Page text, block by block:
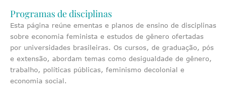
Programas de disciplinas
Esta página reúne ementas e planos de ensino de disciplinas
sobre economia feminista e estudos de gênero ofertadas
por universidades brasileiras. Os cursos, de graduação, pós
e extensão, abordam temas como desigualdade de gênero,
trabalho, políticas públicas, feminismo decolonial e
economia social.